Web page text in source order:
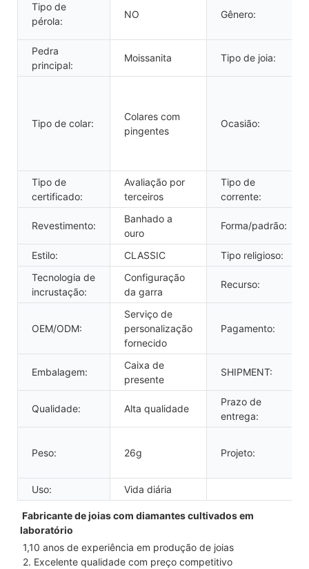
Tipo de
pérola:
NO Gênero:
Pedra
principal:
Moissanita Tipo de joia:
Tipo de colar:
Colares com
pingentes
Ocasião:
Tipo de
certificado:
Avaliação por
terceiros
Tipo de
corrente:
Revestimento:
Banhado a
ouro
Forma/padrão:
Estilo: CLASSIC
Tipo religioso:
Tecnologia de
incrustação:
Configuração
da garra
Recurso:
OEM/ODM:
Serviço de
personalização
fornecido
Pagamento:
Embalagem:
Caixa de
presente
SHIPMENT:
Qualidade: Alta qualidade
Prazo de
entrega:
Peso: 26g Projeto:
Uso: Vida diária
Fabricante de joias com diamantes cultivados em
laboratório
1,10 anos de experiência em produção de joias
2. Excelente qualidade com preço competitivo